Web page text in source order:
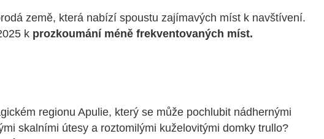
země, která nabízí spoustu zajímavých míst k navštívení.
k prozkoumání méně frekventovaných míst.
regionu Apulie, který se může pochlubit nádhernými
skalními útesy a roztomilými kuželovitými domky trullo?